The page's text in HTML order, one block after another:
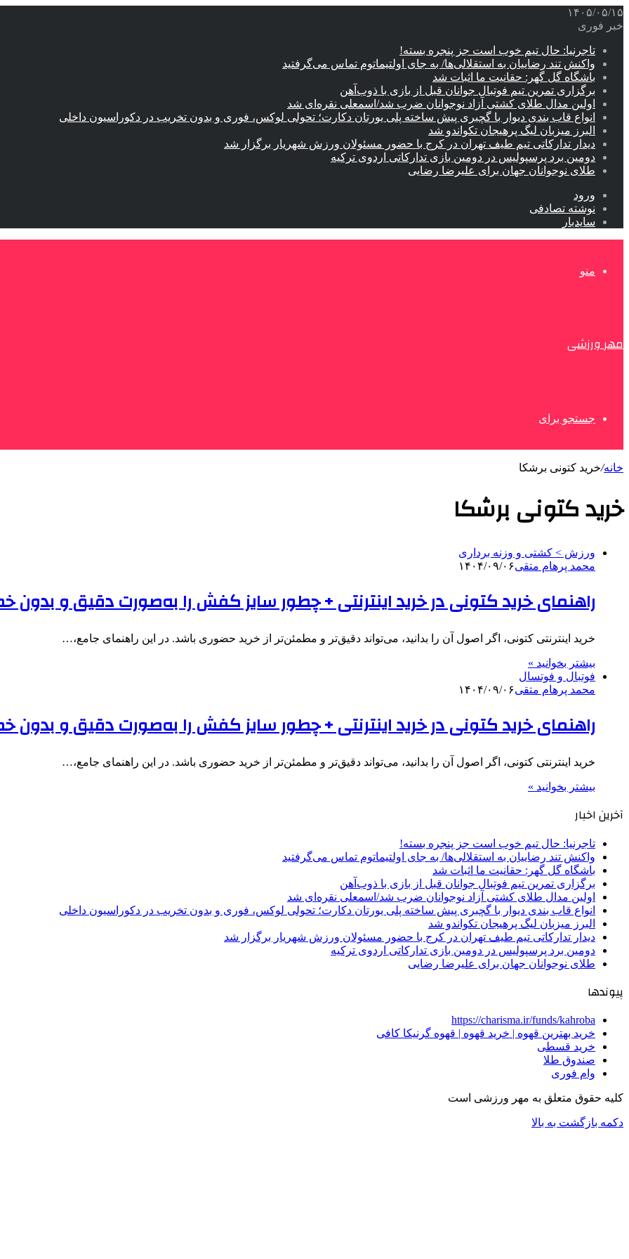
۱۴۰۵/۰۵/۱۵
خبر فوری
تاجرنیا: حال تیم خوب است جز پنجره بسته!
واکنش تند رضاییان به استقلالی‌ها/ به جای اولتیماتوم تماس می‌گرفتید
باشگاه گل گهر: حقانیت ما اثبات شد
برگزاری تمرین تیم فوتبال جوانان قبل از بازی با ذوب‌آهن
اولین مدال طلای کشتی آزاد نوجوانان ضرب شد/اسمعلی نقره‌ای شد
انواع قاب بندی دیوار با گچبری پیش ساخته پلی یورتان دکارت؛ تحولی لوکس، فوری و بدون تخریب در دکوراسیون داخلی
البرز میزبان لیگ پرهیجان تکواندو شد
دیدار تدارکاتی تیم طیف تهران در کرج با حضور مسئولان ورزش شهریار برگزار شد
دومین برد پرسپولیس در دومین بازی تدارکاتی اردوی ترکیه
طلای نوجوانان جهان برای علیرضا رضایی
ورود
نوشته تصادفی
سایدبار
منو
مهر ورزشی
جستجو برای
خانه/خرید کتونی برشکا
خرید کتونی برشکا
ورزش > کشتی و وزنه برداری
محمد پرهام متقی۱۴۰۴/۰۹/۰۶
راهنمای خرید کتونی در خرید اینترنتی + چطور سایز کفش را به‌صورت دقیق و بدون
خرید اینترنتی کتونی، اگر اصول آن را بدانید، می‌تواند دقیق‌تر و مطمئن‌تر از خرید حضوری باشد. در این راهنمای جامع،…
بیشتر بخوانید »
فوتبال و فوتسال
محمد پرهام متقی۱۴۰۴/۰۹/۰۶
راهنمای خرید کتونی در خرید اینترنتی + چطور سایز کفش را به‌صورت دقیق و بدون
خرید اینترنتی کتونی، اگر اصول آن را بدانید، می‌تواند دقیق‌تر و مطمئن‌تر از خرید حضوری باشد. در این راهنمای جامع،…
بیشتر بخوانید »
آخرین اخبار
تاجرنیا: حال تیم خوب است جز پنجره بسته!
واکنش تند رضاییان به استقلالی‌ها/ به جای اولتیماتوم تماس می‌گرفتید
باشگاه گل گهر: حقانیت ما اثبات شد
برگزاری تمرین تیم فوتبال جوانان قبل از بازی با ذوب‌آهن
اولین مدال طلای کشتی آزاد نوجوانان ضرب شد/اسمعلی نقره‌ای شد
انواع قاب بندی دیوار با گچبری پیش ساخته پلی یورتان دکارت؛ تحولی لوکس، فوری و بدون تخریب در دکوراسیون داخلی
البرز میزبان لیگ پرهیجان تکواندو شد
دیدار تدارکاتی تیم طیف تهران در کرج با حضور مسئولان ورزش شهریار برگزار شد
دومین برد پرسپولیس در دومین بازی تدارکاتی اردوی ترکیه
طلای نوجوانان جهان برای علیرضا رضایی
پیوندها
https://charisma.ir/funds/kahroba
خرید بهترین قهوه | خرید قهوه | قهوه گرنیکا کافی
خرید قسطی
صندوق طلا
وام فوری
کلیه حقوق متعلق به مهر ورزشی است
دکمه بازگشت به بالا